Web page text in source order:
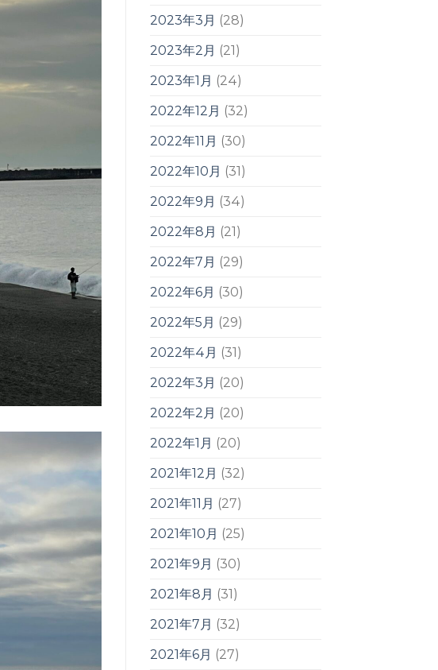
2023年3月 (28)
2023年2月 (21)
2023年1月 (24)
2022年12月 (32)
2022年11月 (30)
2022年10月 (31)
2022年9月 (34)
2022年8月 (21)
2022年7月 (29)
2022年6月 (30)
2022年5月 (29)
2022年4月 (31)
2022年3月 (20)
2022年2月 (20)
2022年1月 (20)
2021年12月 (32)
2021年11月 (27)
2021年10月 (25)
2021年9月 (30)
2021年8月 (31)
2021年7月 (32)
2021年6月 (27)